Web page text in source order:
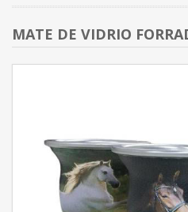
MATE DE VIDRIO